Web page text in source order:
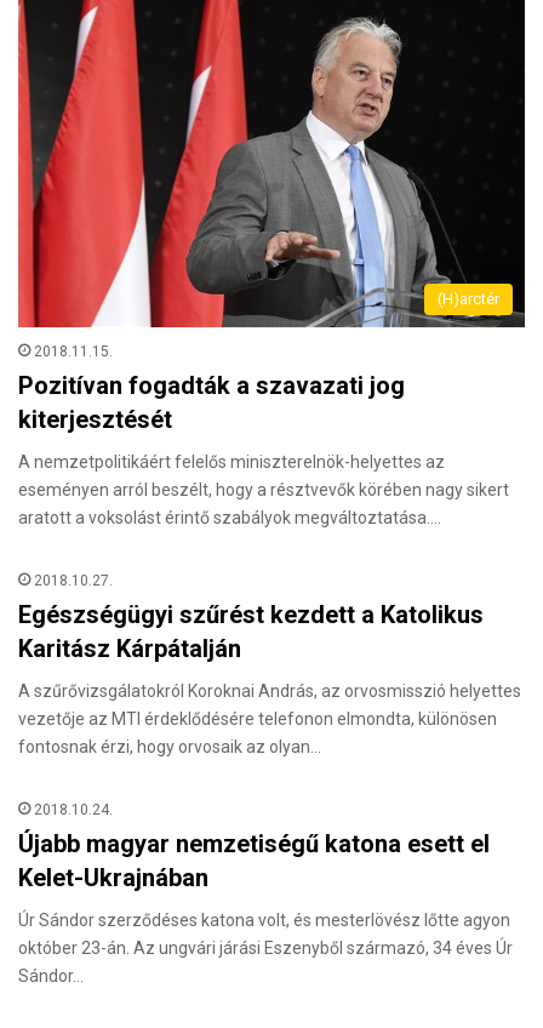
(H)arctér
2018.11.15.
Pozitívan fogadták a szavazati jog
kiterjesztését
A nemzetpolitikáért felelős miniszterelnök-helyettes az
eseményen arról beszélt, hogy a résztvevők körében nagy sikert
aratott a voksolást érintő szabályok megváltoztatása.…
2018.10.27.
Egészségügyi szűrést kezdett a Katolikus
Karitász Kárpátalján
A szűrővizsgálatokról Koroknai András, az orvosmisszió helyettes
vezetője az MTI érdeklődésére telefonon elmondta, különösen
fontosnak érzi, hogy orvosaik az olyan…
2018.10.24.
Újabb magyar nemzetiségű katona esett el
Kelet-Ukrajnában
Úr Sándor szerződéses katona volt, és mesterlövész lőtte agyon
október 23-án. Az ungvári járási Eszenyből származó, 34 éves Úr
Sándor…